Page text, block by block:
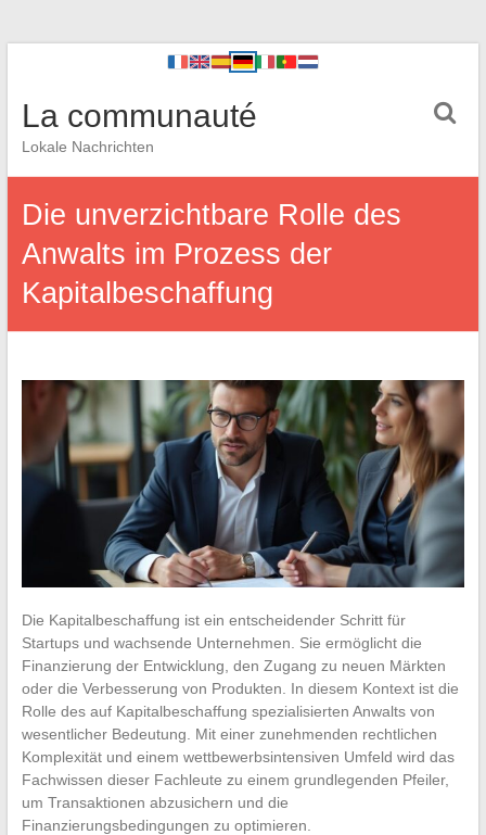
La communauté
Lokale Nachrichten
Die unverzichtbare Rolle des
Anwalts im Prozess der
Kapitalbeschaffung
Die Kapitalbeschaffung ist ein entscheidender Schritt für
Startups und wachsende Unternehmen. Sie ermöglicht die
Finanzierung der Entwicklung, den Zugang zu neuen Märkten
oder die Verbesserung von Produkten. In diesem Kontext ist die
Rolle des auf Kapitalbeschaffung spezialisierten Anwalts von
wesentlicher Bedeutung. Mit einer zunehmenden rechtlichen
Komplexität und einem wettbewerbsintensiven Umfeld wird das
Fachwissen dieser Fachleute zu einem grundlegenden Pfeiler,
um Transaktionen abzusichern und die
Finanzierungsbedingungen zu optimieren.